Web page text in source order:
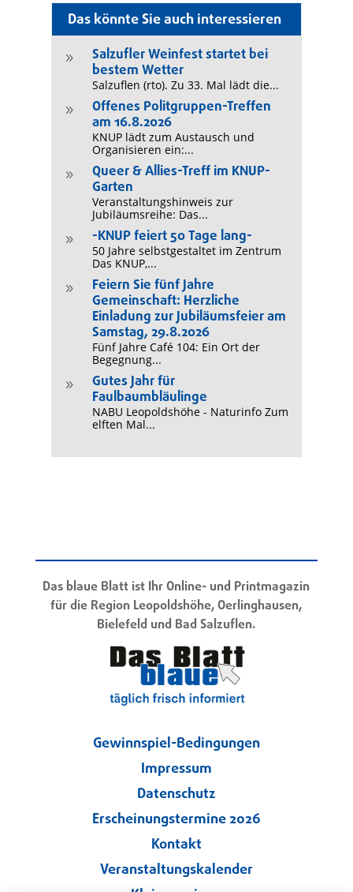
Das könnte Sie auch interessieren
9
Salzufler Weinfest startet bei
bestem Wetter
Salzuflen (rto). Zu 33. Mal lädt die...
9
Offenes Politgruppen-Treffen
am 16.8.2026
KNUP lädt zum Austausch und
Organisieren ein:...
9
Queer & Allies-Treff im KNUP-
Garten
Veranstaltungshinweis zur
Jubiläumsreihe: Das...
9 -KNUP feiert 50 Tage lang-
50 Jahre selbstgestaltet im Zentrum
Das KNUP,...
9
Feiern Sie fünf Jahre
Gemeinschaft: Herzliche
Einladung zur Jubiläumsfeier am
Samstag, 29.8.2026
Fünf Jahre Café 104: Ein Ort der
Begegnung...
9
Gutes Jahr für
Faulbaumbläulinge
NABU Leopoldshöhe - Naturinfo Zum
elften Mal...
Das blaue Blatt ist Ihr Online- und Printmagazin
für die Region Leopoldshöhe, Oerlinghausen,
Bielefeld und Bad Salzuflen.
Gewinnspiel-Bedingungen
Impressum
Datenschutz
Erscheinungstermine 2026
Kontakt
Veranstaltungskalender